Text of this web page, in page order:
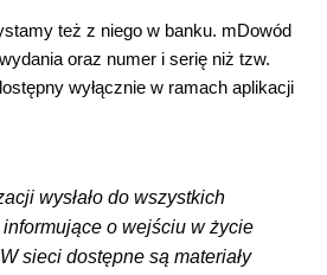
też z niego w banku. mDowód
oraz numer i serię niż tzw.
wyłącznie w ramach aplikacji
wysłało do wszystkich
o wejściu w życie
sieci dostępne są materiały